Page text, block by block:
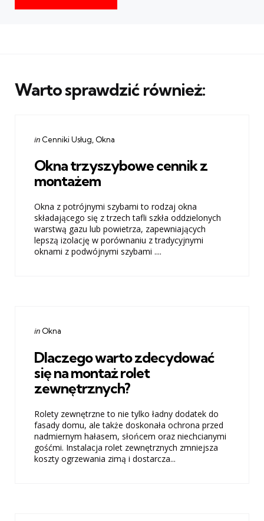
Warto sprawdzić również:
Categories
Posted
in Cenniki Usług Okna
Okna trzyszybowe cennik z
montażem
Okna z potrójnymi szybami to rodzaj okna
składającego się z trzech tafli szkła oddzielonych
warstwą gazu lub powietrza, zapewniających
lepszą izolację w porównaniu z tradycyjnymi
oknami z podwójnymi szybami ....
Categories
Posted
in Okna
Dlaczego warto zdecydować
się na montaż rolet
zewnętrznych?
Rolety zewnętrzne to nie tylko ładny dodatek do
fasady domu, ale także doskonała ochrona przed
nadmiernym hałasem, słońcem oraz niechcianymi
gośćmi. Instalacja rolet zewnętrznych zmniejsza
koszty ogrzewania zimą i dostarcza...